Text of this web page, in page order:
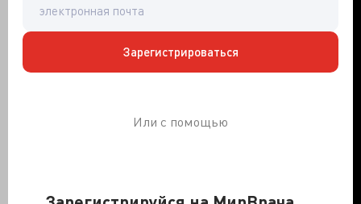
Зарегистрироваться
Или с помощью